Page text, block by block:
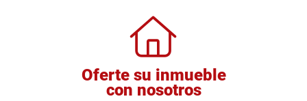
Oferte su inmueble
con nosotros